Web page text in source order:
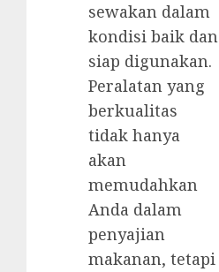
sewakan dalam
kondisi baik dan
siap digunakan.
Peralatan yang
berkualitas
tidak hanya
akan
memudahkan
Anda dalam
penyajian
makanan, tetapi